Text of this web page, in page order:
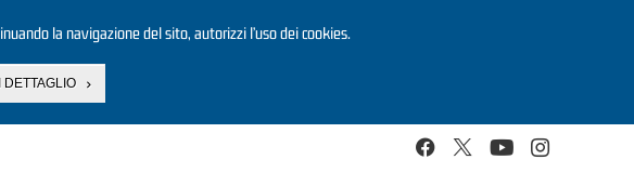
la navigazione del sito, autorizzi l’uso dei cookies.
DETTAGLIO